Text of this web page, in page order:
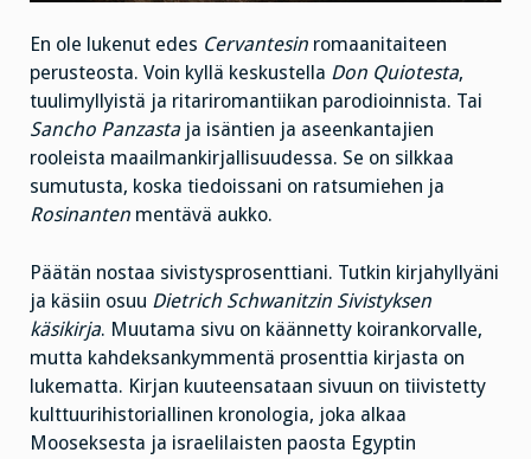
En ole lukenut edes Cervantesin romaanitaiteen
perusteosta. Voin kyllä keskustella Don Quiotesta,
tuulimyllyistä ja ritariromantiikan parodioinnista. Tai
Sancho Panzasta ja isäntien ja aseenkantajien
rooleista maailmankirjallisuudessa. Se on silkkaa
sumutusta, koska tiedoissani on ratsumiehen ja
Rosinanten mentävä aukko.
Päätän nostaa sivistysprosenttiani. Tutkin kirjahyllyäni
ja käsiin osuu Dietrich Schwanitzin Sivistyksen
käsikirja. Muutama sivu on käännetty koirankorvalle,
mutta kahdeksankymmentä prosenttia kirjasta on
lukematta. Kirjan kuuteensataan sivuun on tiivistetty
kulttuurihistoriallinen kronologia, joka alkaa
Mooseksesta ja israelilaisten paosta Egyptin